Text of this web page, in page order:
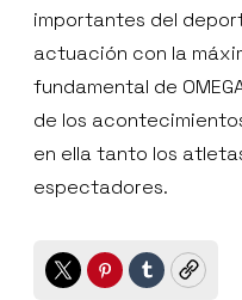
importantes del
actuación con la
fundamental de
de los
en ella tanto los
espectadores.
TwitterPinterest
TumblrCopy